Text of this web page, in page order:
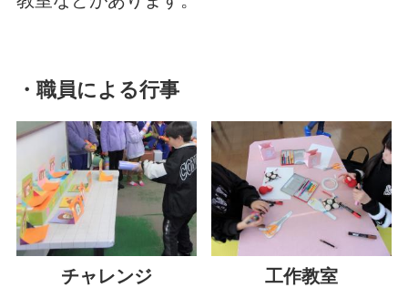
・職員による行事
チャレンジ
工作教室